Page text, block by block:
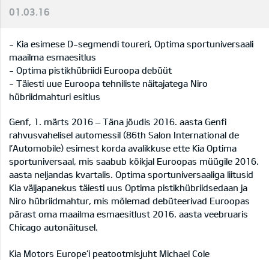
01.03.16
- Kia esimese D-segmendi toureri, Optima sportuniversaali
maailma esmaesitlus
- Optima pistikhübriidi Euroopa debüüt
- Täiesti uue Euroopa tehniliste näitajatega Niro
hübriidmahturi esitlus
Genf, 1. märts 2016 – Täna jõudis 2016. aasta Genfi
rahvusvahelisel automessil (86th Salon International de
l’Automobile) esimest korda avalikkuse ette Kia Optima
sportuniversaal, mis saabub kõikjal Euroopas müügile 2016.
aasta neljandas kvartalis. Optima sportuniversaaliga liitusid
Kia väljapanekus täiesti uus Optima pistikhübriidsedaan ja
Niro hübriidmahtur, mis mõlemad debüteerivad Euroopas
pärast oma maailma esmaesitlust 2016. aasta veebruaris
Chicago autonäitusel.
Kia Motors Europe’i peatootmisjuht Michael Cole